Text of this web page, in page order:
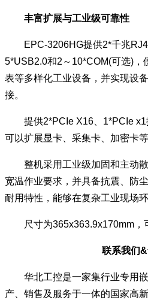
丰富扩展与工业级可靠性
EPC-3206HG提供2*千兆
5*USB2.0和2～10*COM(可选)，
表等多样化工业设备，并实现设
接。
提供2*PCIe X16、1*PCIe x1
可以扩展显卡、采集卡、加密卡等
整机采用工业级加固和主动
宽温作业要求，并具备抗震、防
耐用特性，能够在复杂工业现场
尺寸为365x363.9x170mm，
联系我们&
华北工控是一家集行业专用嵌
产、销售及服务于一体的国家高